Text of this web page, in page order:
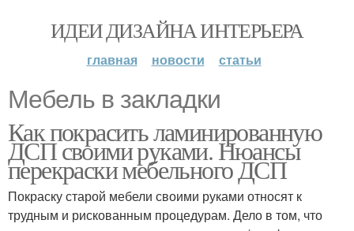
ИДЕИ ДИЗАЙНА ИНТЕРЬЕРА
главная новости статьи
Мебель в закладки
Как покрасить ламинированную
ДСП своими руками. Нюансы
перекраски мебельного ДСП
Покраску старой мебели своими руками относят к
трудным и рискованным процедурам. Дело в том, что